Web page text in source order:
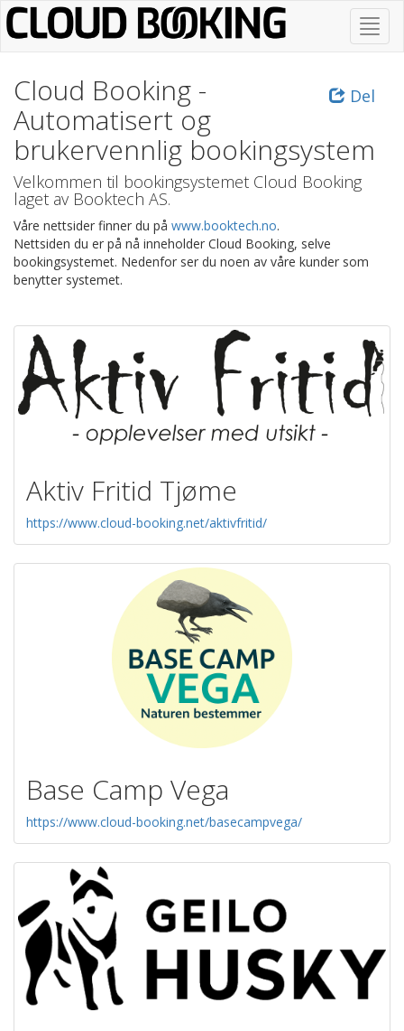
Gå
til
hovedinnhold
Skjul
/
Del
Cloud Booking -
Automatisert og
brukervennlig bookingsystem
Velkommen til bookingsystemet Cloud Booking
laget av Booktech AS.
Våre nettsider finner du på www.booktech.no.
Nettsiden du er på nå inneholder Cloud Booking, selve
bookingsystemet. Nedenfor ser du noen av våre kunder som
benytter systemet.
Aktiv Fritid Tjøme
https://www.cloud-booking.net/aktivfritid/
Base Camp Vega
https://www.cloud-booking.net/basecampvega/